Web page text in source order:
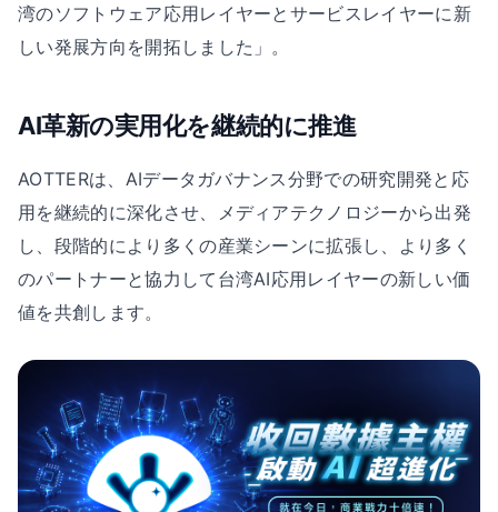
湾のソフトウェア応用レイヤーとサービスレイヤーに新
しい発展方向を開拓しました」。
AI革新の実用化を継続的に推進
AOTTERは、AIデータガバナンス分野での研究開発と応
用を継続的に深化させ、メディアテクノロジーから出発
し、段階的により多くの産業シーンに拡張し、より多く
のパートナーと協力して台湾AI応用レイヤーの新しい価
値を共創します。